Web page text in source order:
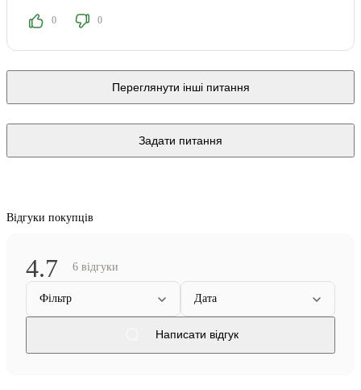
0 0
Переглянути інші питання
Задати питання
Відгуки покупців
4.7 6 відгуки
Фільтр Дата
Написати відгук